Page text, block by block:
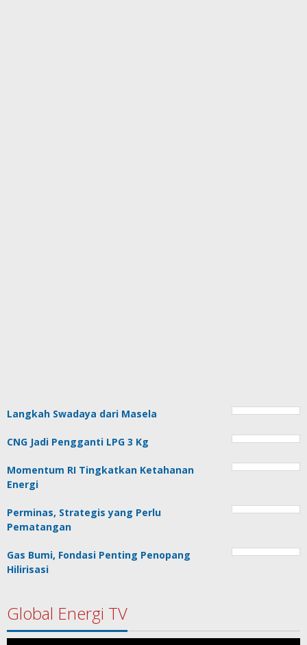
Langkah Swadaya dari Masela
CNG Jadi Pengganti LPG 3 Kg
Momentum RI Tingkatkan Ketahanan
Energi
Perminas, Strategis yang Perlu
Pematangan
Gas Bumi, Fondasi Penting Penopang
Hilirisasi
Global Energi TV